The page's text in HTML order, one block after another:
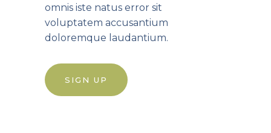
omnis iste natus error sit
voluptatem accusantium
doloremque laudantium.
SIGN UP